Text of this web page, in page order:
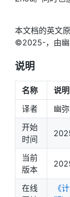
本文档的英文
©2025-，由幽
说明
名称
说明
译者
幽
开始
时间
当前
版本
在线
《